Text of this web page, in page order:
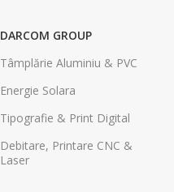
DARCOM GROUP
Tâmplărie Aluminiu & PVC
Energie Solara
Tipografie & Print Digital
Debitare, Printare CNC &
Laser